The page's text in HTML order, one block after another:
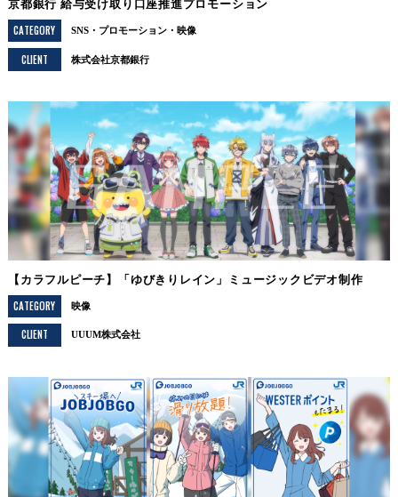
京都銀行 給与受け取り口座推進プロモーション
CATEGORY
SNS プロモーション 映像
CLIENT 株式会社京都銀行
【カラフルピーチ】「ゆびきりレイン」ミュージックビデオ制作
CATEGORY
映像
CLIENT UUUM株式会社